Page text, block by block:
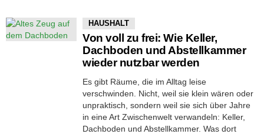
HAUSHALT
Von voll zu frei: Wie Keller,
Dachboden und Abstellkammer
wieder nutzbar werden
Es gibt Räume, die im Alltag leise
verschwinden. Nicht, weil sie klein wären oder
unpraktisch, sondern weil sie sich über Jahre
in eine Art Zwischenwelt verwandeln: Keller,
Dachboden und Abstellkammer. Was dort